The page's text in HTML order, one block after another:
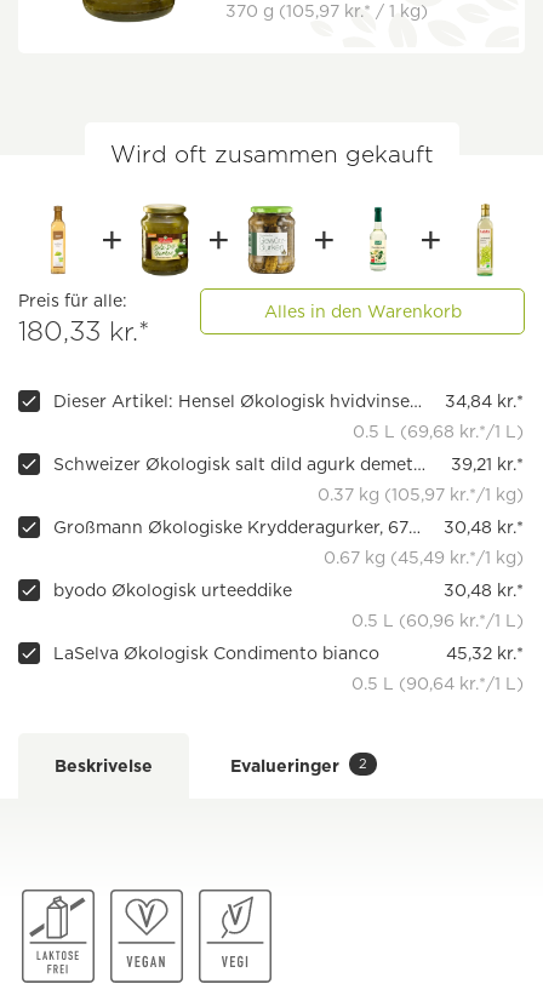
370 g (105,97 kr.* / 1 kg)
Wird oft zusammen gekauft
Preis für alle:
180,33 kr.*
Alles in den Warenkorb
Dieser Artikel: Hensel Økologisk hvidvinseddike
34,84 kr.*
0.5 L (69,68 kr.*/1 L)
Schweizer Økologisk salt dild agurk demeter
39,21 kr.*
0.37 kg (105,97 kr.*/1 kg)
Großmann Økologiske Krydderagurker, 670 g
30,48 kr.*
0.67 kg (45,49 kr.*/1 kg)
byodo Økologisk urteeddike
30,48 kr.*
0.5 L (60,96 kr.*/1 L)
LaSelva Økologisk Condimento bianco
45,32 kr.*
0.5 L (90,64 kr.*/1 L)
Beskrivelse Evalueringer 2